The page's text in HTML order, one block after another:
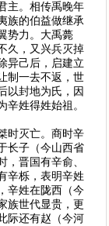
主。相传禹晚年
族的伯益做继承
势力。大禹薨
久，又兴兵灭掉
异己后，启建立
制一去不返，世
以封地为氏，因
辛姓得姓始祖。
时灭亡。商时辛
长子（今山西省
，晋国有辛俞、
辛栎，表明辛姓
辛姓在陇西（今
族世代显贵，更
际还有赵（今河